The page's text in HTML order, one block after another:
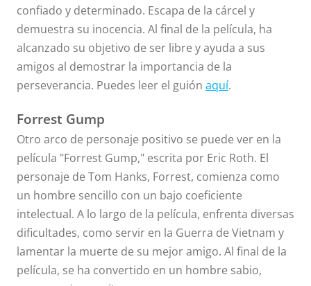
confiado y determinado. Escapa de la cárcel y
demuestra su inocencia. Al final de la película, ha
alcanzado su objetivo de ser libre y ayuda a sus
amigos al demostrar la importancia de la
perseverancia. Puedes leer el guión aquí.
Forrest Gump
Otro arco de personaje positivo se puede ver en la
película "Forrest Gump," escrita por Eric Roth. El
personaje de Tom Hanks, Forrest, comienza como
un hombre sencillo con un bajo coeficiente
intelectual. A lo largo de la película, enfrenta diversas
dificultades, como servir en la Guerra de Vietnam y
lamentar la muerte de su mejor amigo. Al final de la
película, se ha convertido en un hombre sabio,